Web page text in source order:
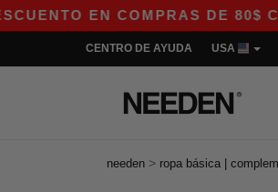
EN COMPRAS DE 80$ CON
CENTRO DE AYUDA USA
needen > ropa básica |